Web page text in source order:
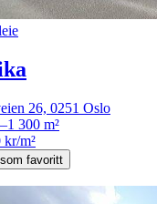
26, 0251 Oslo
300 m²
kr/m²
favoritt